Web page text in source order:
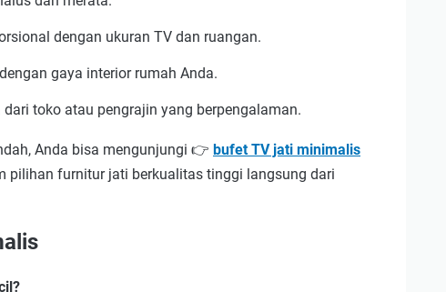
dengan ukuran TV dan ruangan.
gaya interior rumah Anda.
toko atau pengrajin yang berpengalaman.
Anda bisa mengunjungi 👉 bufet TV jati minimalis
pilihan furnitur jati berkualitas tinggi langsung dari